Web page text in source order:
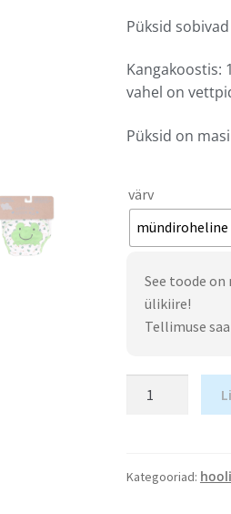
Püksid
Kangakoostis:
vahel on
Püksid on
värv
mündiroheline
See toode
ülikiire!
Tellimuse
Kategooriad: